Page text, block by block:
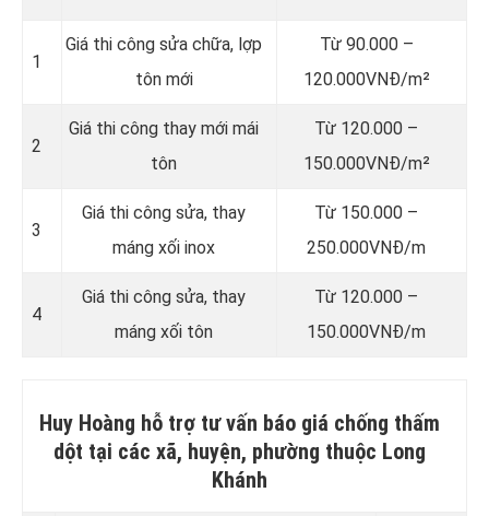
1
Giá thi công sửa chữa, lợp
tôn mới
Từ 90.000 –
120.000VNĐ/m²
2
Giá thi công thay mới mái
tôn
Từ 120.000 –
150.000VNĐ/m²
3
Giá thi công sửa, thay
máng xối inox
Từ 150.000 –
250.000VNĐ/m
4
Giá thi công sửa, thay
máng xối tôn
Từ 120.000 –
150.000VNĐ/m
Huy Hoàng hỗ trợ tư vấn báo giá chống thấm
dột tại các xã, huyện, phường thuộc Long
Khánh